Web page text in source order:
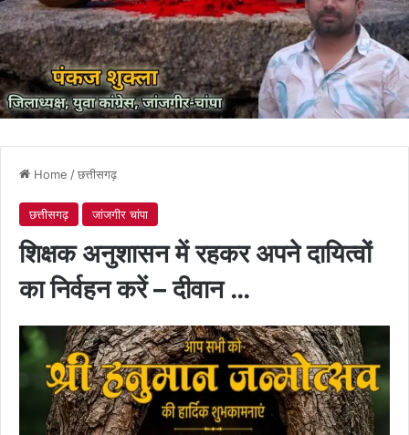
Home /छत्तीसगढ़
छत्तीसगढ़ जांजगीर चांपा
शिक्षक अनुशासन में रहकर अपने दायित्वों
का निर्वहन करें – दीवान …